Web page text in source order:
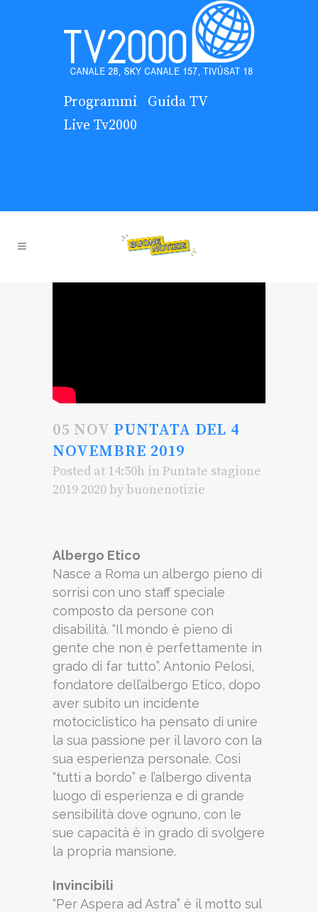
Programmi
Guida TV
Live Tv2000
05 NOV PUNTATA DEL 4
NOVEMBRE 2019
Posted at 14:50h in Puntate stagione
2019 2020 by buonenotizie
Albergo Etico
Nasce a Roma un albergo pieno di
sorrisi con uno staff speciale
composto da persone con
disabilità. “Il mondo è pieno di
gente che non è perfettamente in
grado di far tutto”. Antonio Pelosi,
fondatore dell’albergo Etico, dopo
aver subito un incidente
motociclistico ha pensato di unire
la sua passione per il lavoro con la
sua esperienza personale. Così
“tutti a bordo” e l’albergo diventa
luogo di esperienza e di grande
sensibilità dove ognuno, con le
sue capacità è in grado di svolgere
la propria mansione.
Invincibili
“Per Aspera ad Astra” è il motto sul